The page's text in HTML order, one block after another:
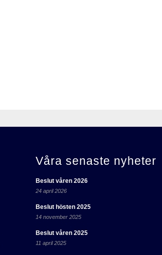
Våra senaste nyheter
Beslut våren 2026
24 april 2026
Beslut hösten 2025
14 november 2025
Beslut våren 2025
11 april 2025